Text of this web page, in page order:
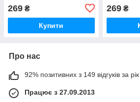
269 ₴
Купити
269₴
Про нас
92% позитивних з 149 відгуків за рік
Працює з 27.09.2013